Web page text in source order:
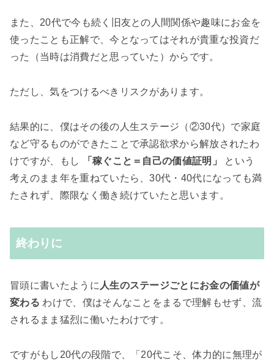
また、20代で今も続く旧友との人間関係や趣味にお金を
使ったことも正解で、今となってはそれが貴重な投資だ
った（当時は消費だと思っていた）からです。
ただし、気をつけるべきリスクがあります。
結果的に、僕はその後の人生ステージ（②30代）で家庭
など守るものができたことで承認欲求から解放されたわ
けですが、もし
「稼ぐこと＝自己の価値証明」
という
考えのまま年を重ねていたら、30代・40代になっても満
たされず、際限なく働き続けていたと思います。
終わりに
冒頭に書いたように 人生のステージごとにお金の価値が
変わる わけで、僕はそんなことをまるで理解もせず、流
されるまま猛烈に働いたわけです。
ですがもし20代の段階で、「20代こそ、体力的に無理が